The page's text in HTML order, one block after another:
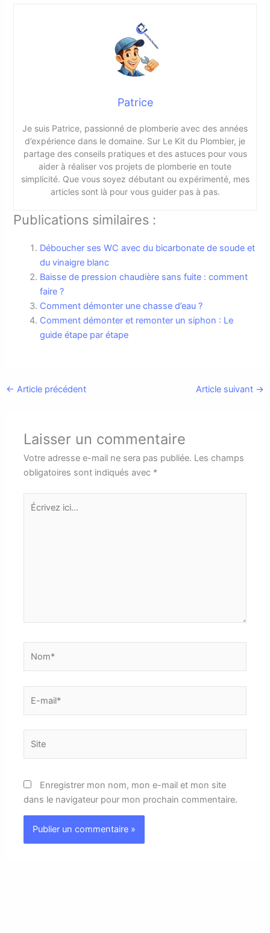
Patrice
Je suis Patrice, passionné de plomberie avec des années
d’expérience dans le domaine. Sur Le Kit du Plombier, je
partage des conseils pratiques et des astuces pour vous
aider à réaliser vos projets de plomberie en toute
simplicité. Que vous soyez débutant ou expérimenté, mes
articles sont là pour vous guider pas à pas.
Publications similaires :
Déboucher ses WC avec du bicarbonate de soude et
du vinaigre blanc
Baisse de pression chaudière sans fuite : comment
faire ?
Comment démonter une chasse d’eau ?
Comment démonter et remonter un siphon : Le
guide étape par étape
← Article précédent Article suivant →
Laisser un commentaire
Votre adresse e-mail ne sera pas publiée. Les champs
obligatoires sont indiqués avec *
ici…
mail*
Enregistrer mon nom, mon e-mail et mon site
dans le navigateur pour mon prochain commentaire.